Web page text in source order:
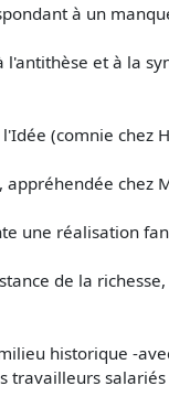
à un
et à la
(comnie chez
chez
une réalisation
de la
historique -
travailleurs salariés